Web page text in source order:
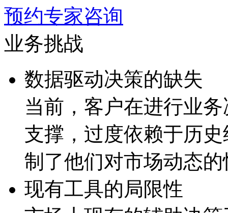
预约专家咨询
业务挑战
数据驱动决策的缺失
当前，客户在进行业
支撑，过度依赖于历
制了他们对市场动态
现有工具的局限性